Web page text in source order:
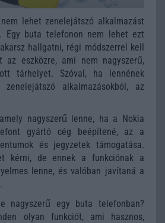
lehet zenelejátszó alkalmazást
Egy buta telefonon nem lehet ezt
hallgatni, régi módszerrel kell
az eszközre, ami nem nagyszerű,
tárhelyet. Szóval, ha lennének
alkalmazásokból, az
nagyszerű lenne, ha a Nokia
gyártó cég beépítené, az a
és jegyzetek támogatása.
kérni, de ennek a funkciónak a
lenne, és valóban javítaná a
nagyszerű egy buta telefonban?
olyan funkciót, ami hasznos,